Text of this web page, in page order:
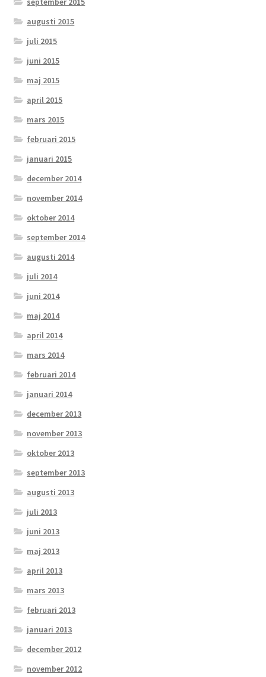
augusti 2015
juli 2015
juni 2015
maj 2015
april 2015
mars 2015
februari 2015
januari 2015
december 2014
november 2014
oktober 2014
september 2014
augusti 2014
juli 2014
juni 2014
maj 2014
april 2014
mars 2014
februari 2014
januari 2014
december 2013
november 2013
oktober 2013
september 2013
augusti 2013
juli 2013
juni 2013
maj 2013
april 2013
mars 2013
februari 2013
januari 2013
december 2012
november 2012